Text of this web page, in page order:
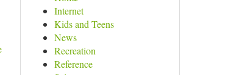
Internet
Kids and Teens
News
Recreation
Reference